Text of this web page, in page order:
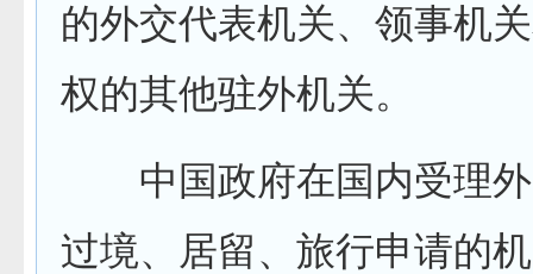
的外交代表机关、领事机
权的其他驻外机关。
中国政府在国内受理外
过境、居留、旅行申请的